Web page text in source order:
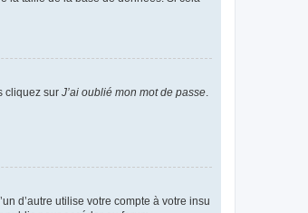
cliquez sur J’ai oublié mon mot de passe
d’autre utilise votre compte à votre insu